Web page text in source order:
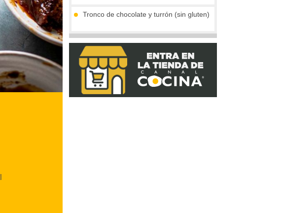
Tronco de chocolate y turrón (sin gluten)
Compota de mango